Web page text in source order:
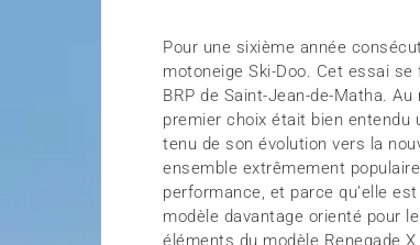
Pour une sixième année
motoneige Ski-Doo. Cet essai
BRP de Saint-Jean-de-Matha.
premier choix était bien entendu
tenu de son évolution vers la
ensemble extrêmement
performance, et parce qu’elle
modèle davantage orienté pour
éléments du modèle Renegade